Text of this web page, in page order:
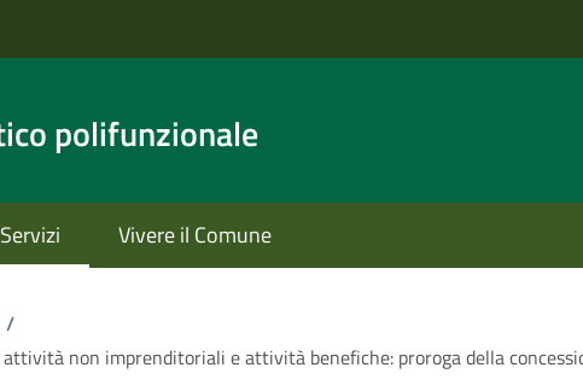
polifunzionale
Servizi Vivere il Comune
/
attività non imprenditoriali e attività benefiche: proroga della